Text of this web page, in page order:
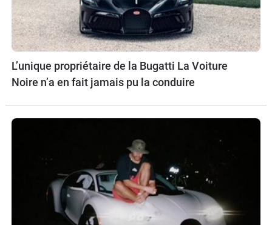
L’unique propriétaire de la Bugatti La Voiture
Noire n’a en fait jamais pu la conduire